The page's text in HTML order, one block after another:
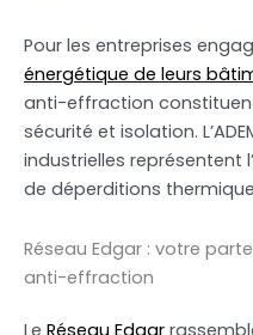
Pour les entreprises
énergétique de leurs
anti-effraction
sécurité et isolation.
industrielles représentent
de déperditions
Réseau Edgar : votre
anti-effraction
Le Réseau Edgar